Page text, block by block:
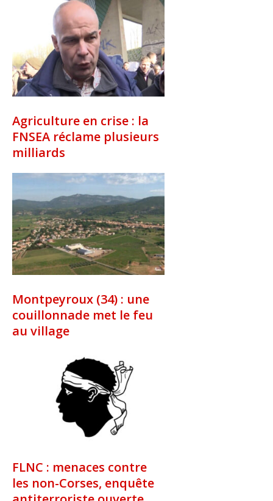
Agriculture en crise : la
FNSEA réclame plusieurs
milliards
Montpeyroux (34) : une
couillonnade met le feu
au village
FLNC : menaces contre
les non-Corses, enquête